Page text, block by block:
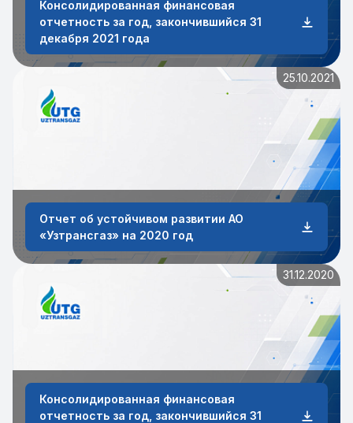
Консолидированная финансовая
отчетность за год, закончившийся 31
декабря 2021 года
25.10.2021
Отчет об устойчивом развитии АО
«Узтрансгаз» на 2020 год
31.12.2020
Консолидированная финансовая
отчетность за год, закончившийся 31